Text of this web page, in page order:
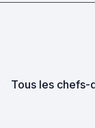
Tous les chefs-